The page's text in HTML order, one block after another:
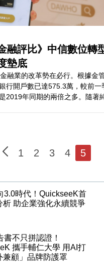
融評比》中信數位轉
墊底
融業的改革勢在必行。根據金
行開戶數已達575.3萬，較前一
2019年同期的兩倍之多。隨著
1 2 3 4
5
3.0時代！QuickseeK首
析 助企業強化永續競爭
書不只拼認證！
攜手輔仁大學 用AI打
兼顧」品牌防護罩